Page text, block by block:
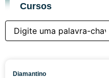
Cursos
Diamantino